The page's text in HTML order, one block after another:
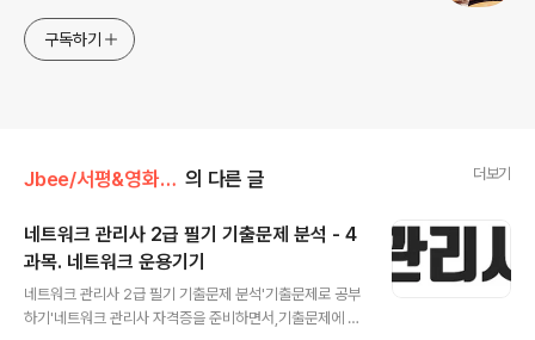
구독하기
Jbee/서평&영화&자격증 의 다른 글 더보기
네트워크 관리사 2급 필기 기출문제 분석 - 4
과목. 네트워크 운용기기
네트워크 관리사 2급 필기 기출문제 분석'기출문제로 공부
하기'네트워크 관리사 자격증을 준비하면서,기출문제에 자